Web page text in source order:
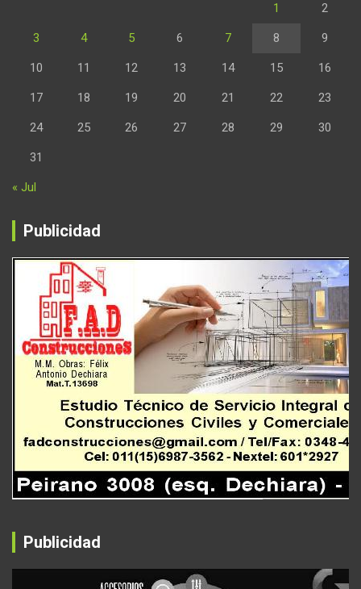
1 2
3 4 5 6 7 8 9
10 11 12 13 14 15 16
17 18 19 20 21 22 23
24 25 26 27 28 29 30
31
« Jul
Publicidad
Publicidad